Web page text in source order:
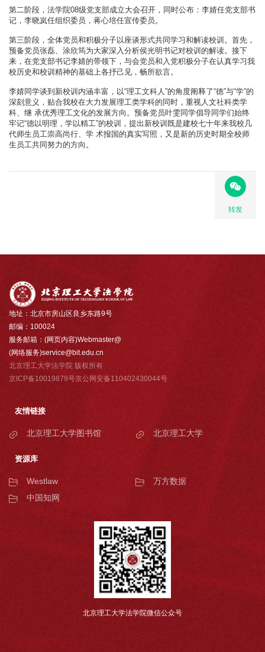
第二阶段，法学院08级党支部成立大会召开，同时公布：李婧任党支部书
记，李晓岚任组织委员，蒋心培任宣传委员。
第三阶段，全体党员和积极分子以座谈形式共同学习和解读校训。首先，
预备党员张磊、涂欣筠为大家深入分析侯光明书记对校训的解读。接下
来，在党支部书记李婧的带领下，与会党员和入党积极分子在认真学习我
校历史和校训精神的基础上各抒己见，畅所欲言。
李婧同学谈到新校训内涵丰富，以“理工文科人”的角度阐释了“德”与“学”的
深刻意义，贴合我校在大力发展理工类学科的同时，重视人文社科类学
科、继 承优秀理工文化的发展方向。预备党员叶雯同学倡导同学们始终
牢记“德以明理，学以精工”的校训，提出新校训既是建校七十年来我校几
代师生员工崇高尚行、学 术报国的真实写照，又是新的历史时期全校师
生员工共同努力的方向。
转发
地址：北京市房山区良乡东路9号
邮编：100024
服务邮箱：(网页内容)Webmaster@
(网络服务)service@bit.edu.cn
北京理工大学法学院 版权所有
京ICP备10019879号京公网安备110402430044号
友情链接
北京理工大学图书馆 北京理工大学
资源库
Westlaw
万方数据
中国知网
北京理工大学法学院微信公众号